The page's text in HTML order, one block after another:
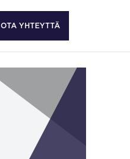
OTA YHTEYTTÄ